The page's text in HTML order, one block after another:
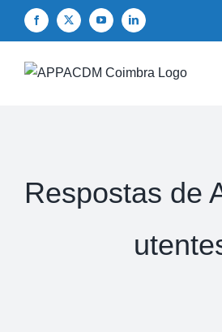
Facebook
X YouTubeLinkedIn
Respostas de